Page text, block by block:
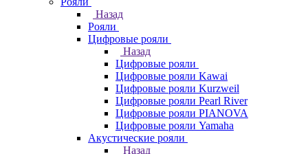
Назад
Рояли
Цифровые рояли
Назад
Цифровые рояли
Цифровые рояли Kawai
Цифровые рояли Kurzweil
Цифровые рояли Pearl River
Цифровые рояли PIANOVA
Цифровые рояли Yamaha
Акустические рояли
Назад